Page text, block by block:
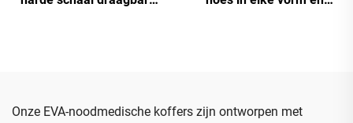
Onze EVA-noodmedische koffers zijn ontworpen met